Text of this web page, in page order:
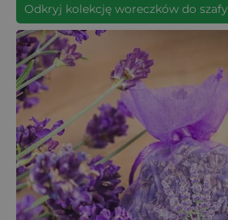
Odkryj kolekcję woreczków do szafy